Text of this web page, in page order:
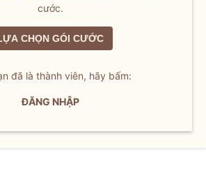
cước.
CHỌN GÓI CƯỚC
đã là thành viên, hãy bấm:
ĐĂNG NHẬP